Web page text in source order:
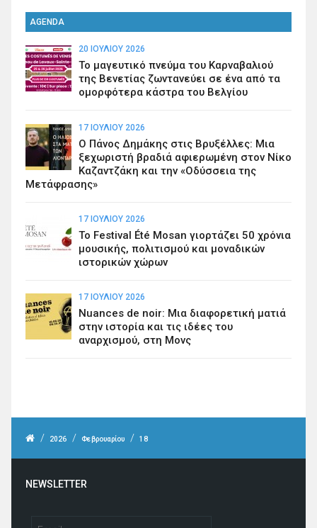
AGENDA
20 ΙΟΥΛΊΟΥ 2026
Το μαγευτικό πνεύμα του Καρναβαλιού
της Βενετίας ζωντανεύει σε ένα από τα
ομορφότερα κάστρα του Βελγίου
17 ΙΟΥΛΊΟΥ 2026
Ο Πάνος Δημάκης στις Βρυξέλλες: Μια
ξεχωριστή βραδιά αφιερωμένη στον Νίκο
Καζαντζάκη και την «Οδύσσεια της
Μετάφρασης»
17 ΙΟΥΛΊΟΥ 2026
Το Festival Été Mosan γιορτάζει 50 χρόνια
μουσικής, πολιτισμού και μοναδικών
ιστορικών χώρων
17 ΙΟΥΛΊΟΥ 2026
Nuances de noir: Μια διαφορετική ματιά
στην ιστορία και τις ιδέες του
αναρχισμού, στη Μονς
/ 2026 / Φεβρουαρίου / 18
NEWSLETTER